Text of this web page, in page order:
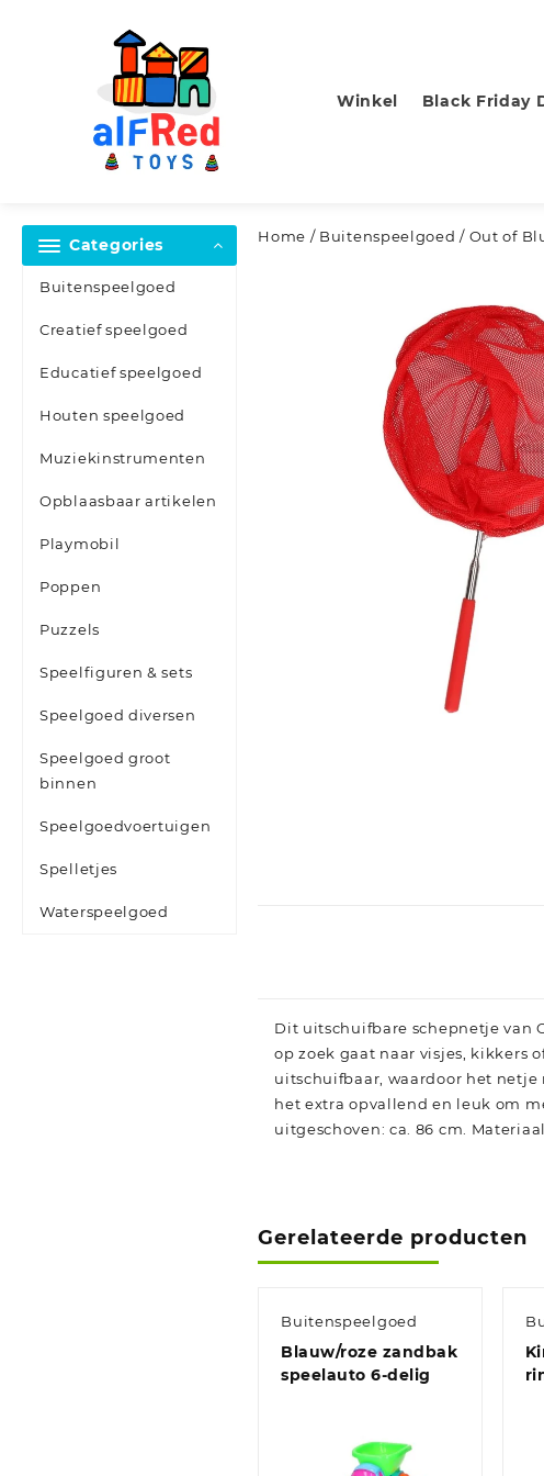
Winkel Black Friday
Categories
Buitenspeelgoed
Creatief speelgoed
Educatief speelgoed
Houten speelgoed
Muziekinstrumenten
Opblaasbaar artikelen
Playmobil
Poppen
Puzzels
Speelfiguren & sets
Speelgoed diversen
Speelgoed groot
binnen
Speelgoedvoertuigen
Spelletjes
Waterspeelgoed
Home / Buitenspeelgoed / Out of
Dit uitschuifbare schepnetje van
op zoek gaat naar visjes, kikkers
uitschuifbaar, waardoor het
het extra opvallend en leuk om
uitgeschoven: ca. 86 cm.
Gerelateerde producten
Buitenspeelgoed
Blauw/roze zandbak
speelauto 6-delig